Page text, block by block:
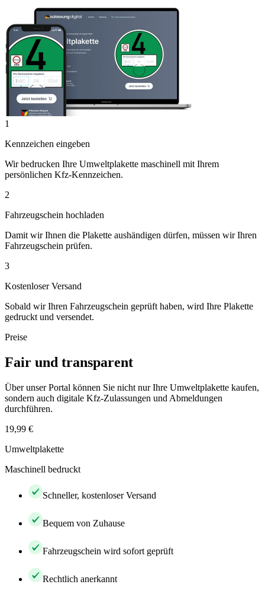
1
Kennzeichen eingeben
Wir bedrucken Ihre Umweltplakette maschinell mit Ihrem
persönlichen Kfz-Kennzeichen.
2
Fahrzeugschein hochladen
Damit wir Ihnen die Plakette aushändigen dürfen, müssen wir Ihren
Fahrzeugschein prüfen.
3
Kostenloser Versand
Sobald wir Ihren Fahrzeugschein geprüft haben, wird Ihre Plakette
gedruckt und versendet.
Preise
Fair und transparent
Über unser Portal können Sie nicht nur Ihre Umweltplakette kaufen,
sondern auch digitale Kfz-Zulassungen und Abmeldungen
durchführen.
19,99 €
Umweltplakette
Maschinell bedruckt
Schneller, kostenloser Versand
Bequem von Zuhause
Fahrzeugschein wird sofort geprüft
Rechtlich anerkannt